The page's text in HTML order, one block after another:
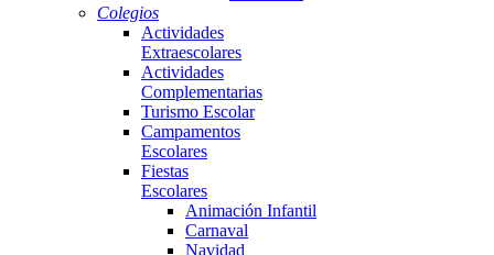
Colegios
Actividades
Extraescolares
Actividades
Complementarias
Turismo Escolar
Campamentos
Escolares
Fiestas
Escolares
Animación Infantil
Carnaval
Navidad